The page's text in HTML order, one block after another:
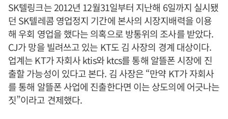
SK텔링크는 2012년 12월31일부터 지난해 6일까지 실시됐
던 SK텔레콤 영업정지 기간에 본사의 시장지배력을 이용
해 우회 영업을 했다는 의혹으로 방통위의 조사를 받았다.
CJ가 망을 빌려쓰고 있는 KT도 김 사장의 경계 대상이다.
업계는 KT가 자회사 ktis와 ktcs를 통해 알뜰폰 시장에 진
출할 가능성이 있다고 본다. 김 사장은 “만약 KT가 자회사
를 통해 알뜰폰 사업에 진출한다면 이는 상도의에 어긋나는
짓”이라고 견제했다.